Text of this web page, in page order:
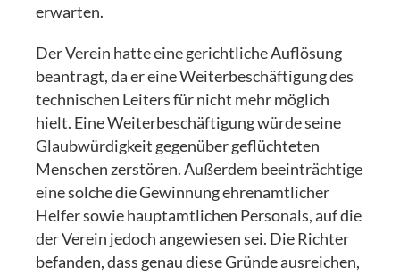
erwarten.
Der Verein hatte eine gerichtliche Auflösung
beantragt, da er eine Weiterbeschäftigung des
technischen Leiters für nicht mehr möglich
hielt. Eine Weiterbeschäftigung würde seine
Glaubwürdigkeit gegenüber geflüchteten
Menschen zerstören. Außerdem beeinträchtige
eine solche die Gewinnung ehrenamtlicher
Helfer sowie hauptamtlichen Personals, auf die
der Verein jedoch angewiesen sei. Die Richter
befanden, dass genau diese Gründe ausreichen,